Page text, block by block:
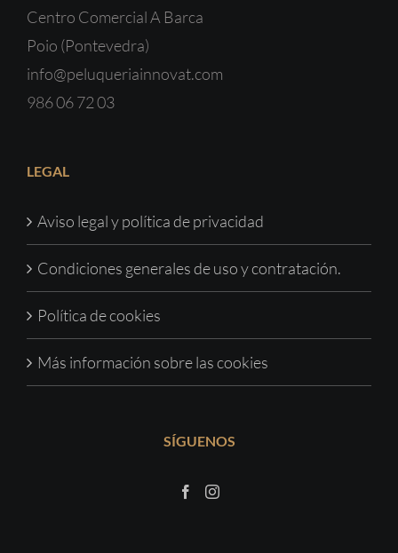
Centro Comercial A Barca
Poio (Pontevedra)
info@peluqueriainnovat.com
986 06 72 03
LEGAL
Aviso legal y política de privacidad
Condiciones generales de uso y contratación.
Política de cookies
Más información sobre las cookies
SÍGUENOS